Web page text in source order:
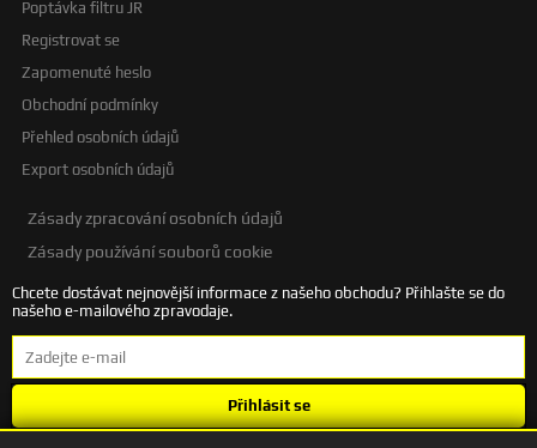
Poptávka filtru JR
Registrovat se
Zapomenuté heslo
Obchodní podmínky
Přehled osobních údajů
Export osobních údajů
Zásady zpracování osobních údajů
Zásady používání souborů cookie
Chcete dostávat nejnovější informace z našeho obchodu? Přihlašte se do
našeho e-mailového zpravodaje.
Přihlásit se